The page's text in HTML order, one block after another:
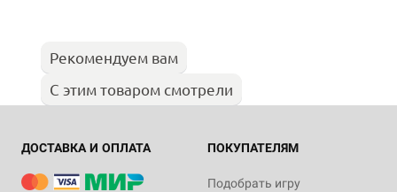
Рекомендуем вам
С этим товаром смотрели
ДОСТАВКА И ОПЛАТА ПОКУПАТЕЛЯМ
Подобрать игру